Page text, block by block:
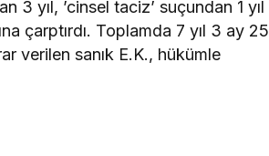
3 yıl, ’cinsel taciz’ suçundan 1 yıl
çarptırdı. Toplamda 7 yıl 3 ay 25
verilen sanık E.K., hükümle